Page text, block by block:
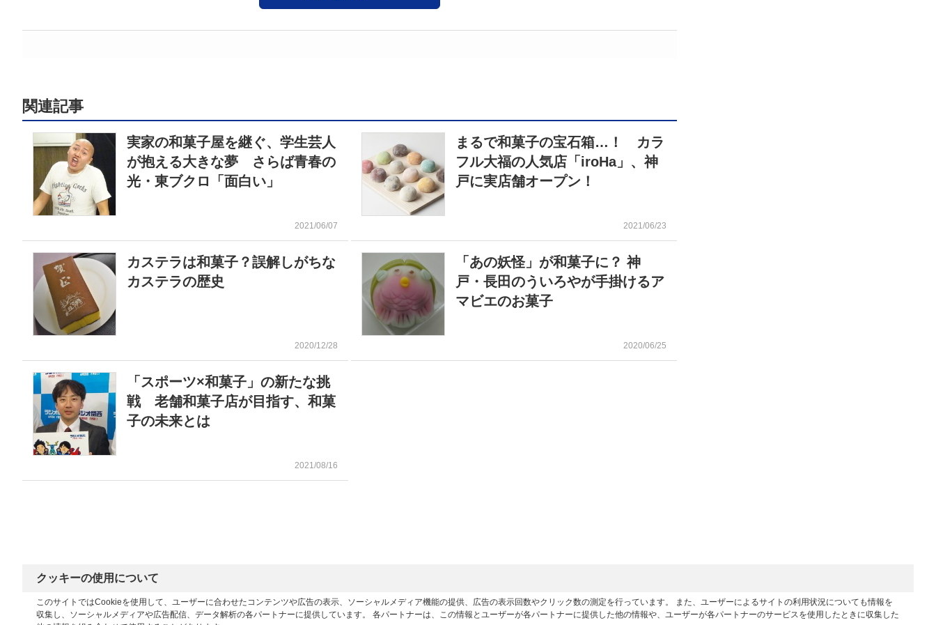
関連記事
実家の和菓子屋を継ぐ、学生芸人
が抱える大きな夢 さらば青春の
光・東ブクロ「面白い」
2021/06/07
まるで和菓子の宝石箱…！ カラ
フル大福の人気店「iroHa」、神
戸に実店舗オープン！
2021/06/23
カステラは和菓子？誤解しがちな
カステラの歴史
2020/12/28
「あの妖怪」が和菓子に？ 神
戸・長田のういろやが手掛けるア
マビエのお菓子
2020/06/25
「スポーツ×和菓子」の新たな挑
戦 老舗和菓子店が目指す、和菓
子の未来とは
2021/08/16
クッキーの使用について
このサイトではCookieを使用して、ユーザーに合わせたコンテンツや広告の表示、ソーシャルメディア機能の提供、広告の表示回数やクリック数の測定を行っています。 また、ユーザーによるサイトの利用状況についても情報を
収集し、ソーシャルメディアや広告配信、データ解析の各パートナーに提供しています。 各パートナーは、この情報とユーザーが各パートナーに提供した他の情報や、ユーザーが各パートナーのサービスを使用したときに収集した